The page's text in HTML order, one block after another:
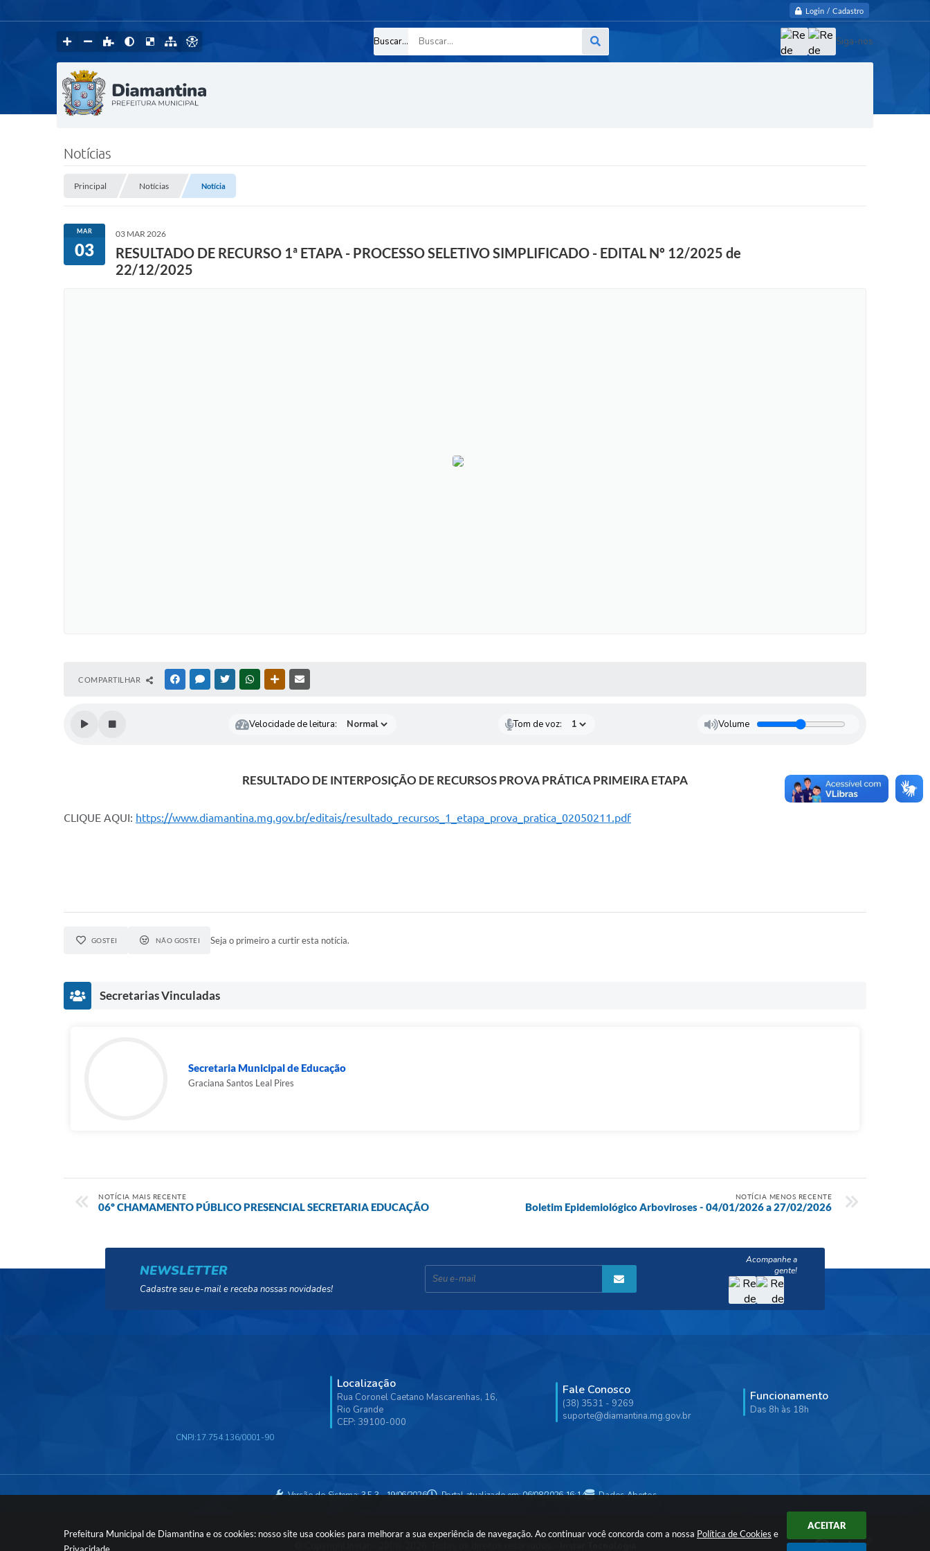
Prefeitura Municipal de Diamantina e os cookies: nosso site usa cookies para melhorar a sua experiência de navegação. Ao continuar você concorda com a nossa Política de Cookies e
ACEITAR
Login / Cadastro
Buscar... Siga-nos
Notícias
Principal Notícias Notícia
MAR
03
03 MAR 2026
RESULTADO DE RECURSO 1ª ETAPA - PROCESSO SELETIVO SIMPLIFICADO - EDITAL Nº 12/2025 de
22/12/2025
COMPARTILHAR FACEBOOKMESSENGER
TWITTERWHATSAPPOUTRAS MÍDIAS
Velocidade de leitura: Tom de voz: Volume
RESULTADO DE INTERPOSIÇÃO DE RECURSOS PROVA PRÁTICA PRIMEIRA ETAPA
CLIQUE AQUI: https://www.diamantina.mg.gov.br/editais/resultado_recursos_1_etapa_prova_pratica_02050211.pdf
GOSTEI NÃO GOSTEI Seja o primeiro a curtir esta notícia.
Secretarias Vinculadas
Secretaria Municipal de Educação
Graciana Santos Leal Pires
NOTÍCIA MAIS RECENTE
06º CHAMAMENTO PÚBLICO PRESENCIAL SECRETARIA EDUCAÇÃO
NOTÍCIA MENOS RECENTE
Boletim Epidemiológico Arboviroses - 04/01/2026 a 27/02/2026
NEWSLETTER
Cadastre seu e-mail e receba nossas novidades!
Localização
Rua Coronel Caetano Mascarenhas, 16,
Rio Grande
CEP: 39100-000
Fale Conosco
(38) 3531 - 9269
suporte@diamantina.mg.gov.br
Funcionamento
Das 8h às 18h
CNPJ:17.754.136/0001-90
Versão do Sistema:3.5.3 - 19/06/2026 Portal atualizado em:06/08/2026 16:14 Dados Abertos